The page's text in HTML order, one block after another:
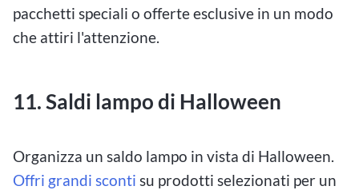
pacchetti speciali o offerte esclusive in un modo
che attiri l'attenzione.
11. Saldi lampo di Halloween
Organizza un saldo lampo in vista di Halloween.
Offri grandi sconti su prodotti selezionati per un